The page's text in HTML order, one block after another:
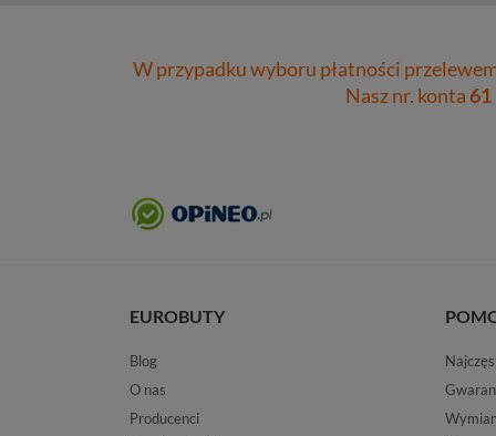
W przypadku wyboru płatności
Nasz nr. konta61
EUROBUTY
Blog
O nas
Producenci